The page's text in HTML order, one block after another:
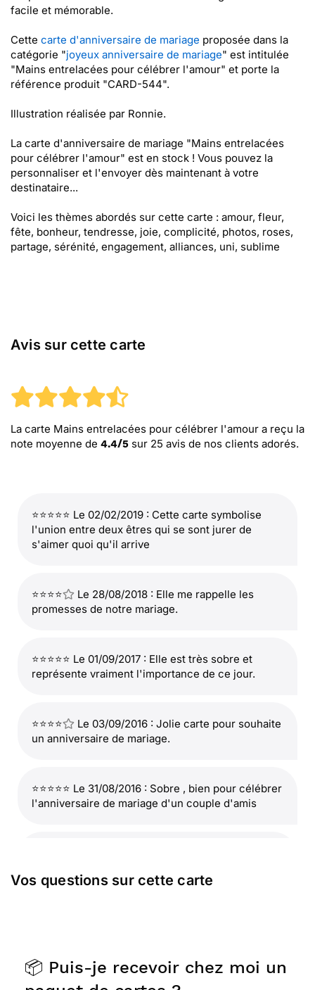
facile et mémorable.
Cette carte d'anniversaire de mariage proposée dans la
catégorie "joyeux anniversaire de mariage" est intitulée
"Mains entrelacées pour célébrer l'amour" et porte la
référence produit "CARD-544".
Illustration réalisée par Ronnie.
La carte d'anniversaire de mariage "Mains entrelacées
pour célébrer l'amour" est en stock ! Vous pouvez la
personnaliser et l'envoyer dès maintenant à votre
destinataire...
Voici les thèmes abordés sur cette carte : amour, fleur,
fête, bonheur, tendresse, joie, complicité, photos, roses,
partage, sérénité, engagement, alliances, uni, sublime
Avis sur cette carte
La carte Mains entrelacées pour célébrer l'amour a reçu la
note moyenne de 4.4/5 sur 25 avis de nos clients adorés.
⭐⭐⭐⭐⭐ Le 02/02/2019 : Cette carte symbolise
l'union entre deux êtres qui se sont jurer de
s'aimer quoi qu'il arrive
⭐⭐⭐⭐
Le 28/08/2018 : Elle me rappelle les
promesses de notre mariage.
⭐⭐⭐⭐⭐ Le 01/09/2017 : Elle est très sobre et
représente vraiment l'importance de ce jour.
⭐⭐⭐⭐
Le 03/09/2016 : Jolie carte pour souhaite
un anniversaire de mariage.
⭐⭐⭐⭐⭐ Le 31/08/2016 : Sobre , bien pour célébrer
l'anniversaire de mariage d'un couple d'amis
beaucoup de pureté.
chérie. très émouvant!
Vos questions sur cette carte
📦 Puis-je recevoir chez moi un